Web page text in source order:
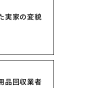
実家の変貌
品回収業者